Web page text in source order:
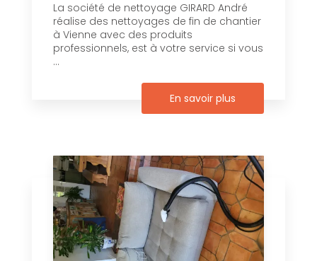
La société de nettoyage GIRARD André
réalise des nettoyages de fin de chantier
à Vienne avec des produits
professionnels, est à votre service si vous
...
En savoir plus